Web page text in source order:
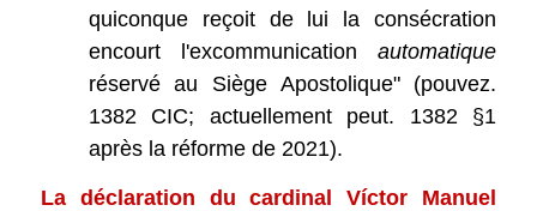
quiconque reçoit de lui la consécration
encourt l'excommunicationautomatique
réservé au Siège Apostolique" (pouvez.
1382 CIC; actuellement peut. 1382 §1
après la réforme de 2021).
La déclaration du cardinal Víctor Manuel